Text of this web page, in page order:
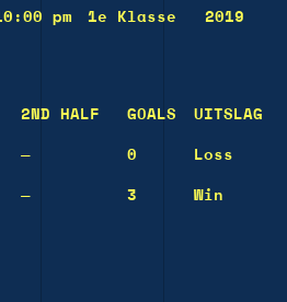
pm 1e Klasse 2019
2ND HALF GOALS UITSLAG
— 0 Loss
— 3 Win